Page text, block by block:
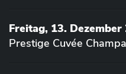
Freitag, 13.
Prestige Cuvée